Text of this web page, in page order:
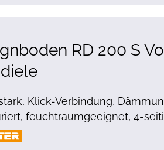
RD 200 S
Klick-Verbindung,
feuchtraumgeeignet, 4-